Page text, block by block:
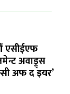
एसीईएफ
अवाड्र्स
अफ द इयर’